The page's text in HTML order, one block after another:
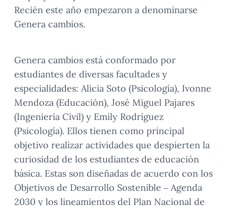
Recién este año empezaron a denominarse
Genera cambios.
Genera cambios está conformado por
estudiantes de diversas facultades y
especialidades: Alicia Soto (Psicología), Ivonne
Mendoza (Educación), José Miguel Pajares
(Ingeniería Civil) y Emily Rodríguez
(Psicología). Ellos tienen como principal
objetivo realizar actividades que despierten la
curiosidad de los estudiantes de educación
básica. Estas son diseñadas de acuerdo con los
Objetivos de Desarrollo Sostenible – Agenda
2030 y los lineamientos del Plan Nacional de